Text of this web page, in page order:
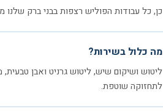
כן, כל עבודות הפוליש רצפות בבני ברק שלנו
מה כלול בשירות?
ליטוש ושיקום שיש, ליטוש גרניט ואבן טבעית,
לתחזוקה שוטפת.